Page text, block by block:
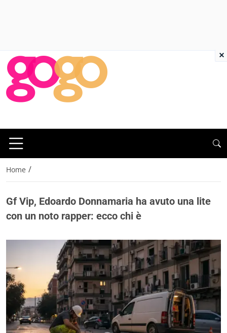
Home /
Gf Vip, Edoardo Donnamaria ha avuto una lite
con un noto rapper: ecco chi è
×